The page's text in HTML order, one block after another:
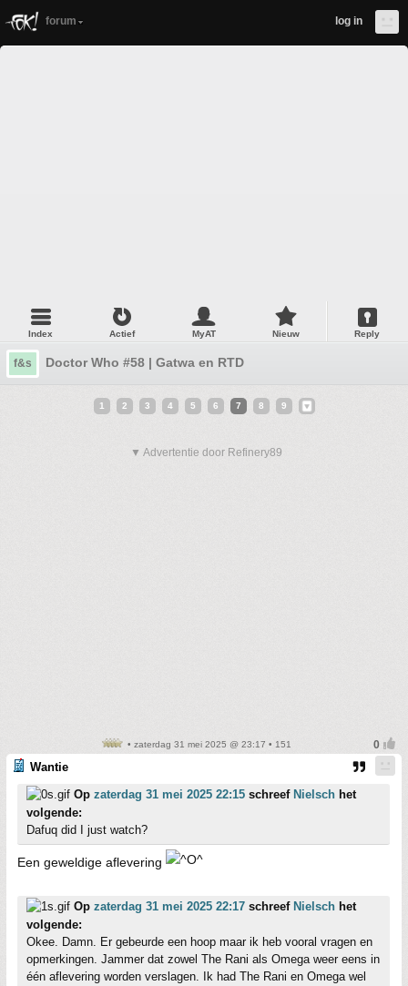
forum log in
Index Actief MyAT Nieuw Reply
f&s Doctor Who #58 | Gatwa en RTD
1 2 3 4 5 6 7 8 9
▼ Advertentie door Refinery89
• zaterdag 31 mei 2025 @ 23:17 • 151
Wantie
Op zaterdag 31 mei 2025 22:15 schreef Nielsch het
volgende:
Dafuq did I just watch?
Een geweldige aflevering
Op zaterdag 31 mei 2025 22:17 schreef Nielsch het
volgende:
Okee. Damn. Er gebeurde een hoop maar ik heb vooral vragen en
opmerkingen. Jammer dat zowel The Rani als Omega weer eens in
één aflevering worden verslagen. Ik had The Rani en Omega wel